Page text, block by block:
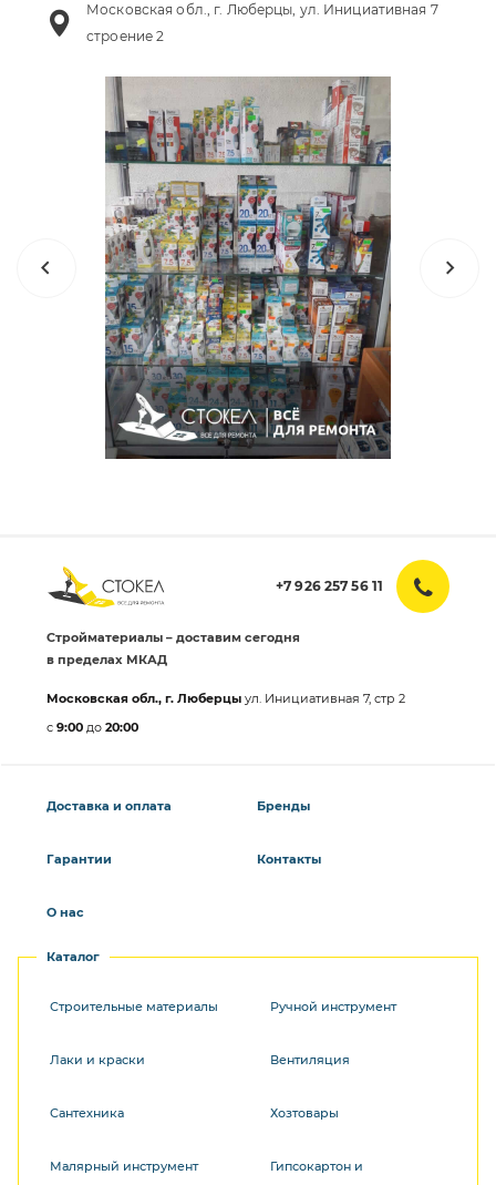
Московская обл., г. Люберцы, ул. Инициативная 7
строение 2
+7 926 257 56 11
Стройматериалы – доставим сегодня
в пределах МКАД
Московская обл., г. Люберцы ул. Инициативная 7, стр 2
с 9:00 до 20:00
Доставка и оплата
Гарантии
О нас
Бренды
Контакты
Каталог
Строительные материалы
Лаки и краски
Сантехника
Малярный инструмент
Ручной инструмент
Вентиляция
Хозтовары
Гипсокартон и